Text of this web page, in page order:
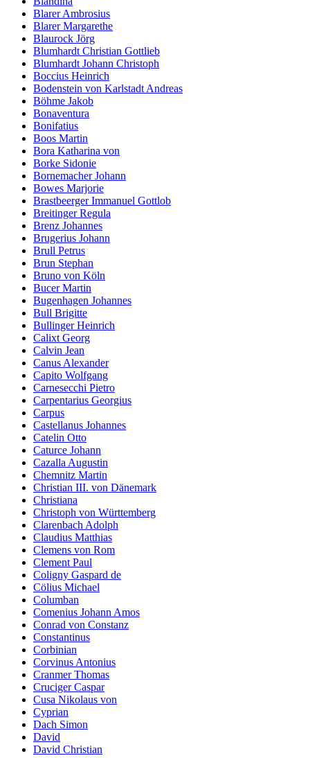
Blarer Ambrosius
Blarer Margarethe
Blaurock Jörg
Blumhardt Christian Gottlieb
Blumhardt Johann Christoph
Boccius Heinrich
Bodenstein von Karlstadt Andreas
Böhme Jakob
Bonaventura
Bonifatius
Boos Martin
Bora Katharina von
Borke Sidonie
Bornemacher Johann
Bowes Marjorie
Brastbeerger Immanuel Gottlob
Breitinger Regula
Brenz Johannes
Brugerius Johann
Brull Petrus
Brun Stephan
Bruno von Köln
Bucer Martin
Bugenhagen Johannes
Bull Brigitte
Bullinger Heinrich
Calixt Georg
Calvin Jean
Canus Alexander
Capito Wolfgang
Carnesecchi Pietro
Carpentarius Georgius
Carpus
Castellanus Johannes
Catelin Otto
Caturce Johann
Cazalla Augustin
Chemnitz Martin
Christian III. von Dänemark
Christiana
Christoph von Württemberg
Clarenbach Adolph
Claudius Matthias
Clemens von Rom
Clement Paul
Coligny Gaspard de
Cölius Michael
Columban
Comenius Johann Amos
Conrad von Constanz
Constantinus
Corbinian
Corvinus Antonius
Cranmer Thomas
Cruciger Caspar
Cusa Nikolaus von
Cyprian
Dach Simon
David
David Christian